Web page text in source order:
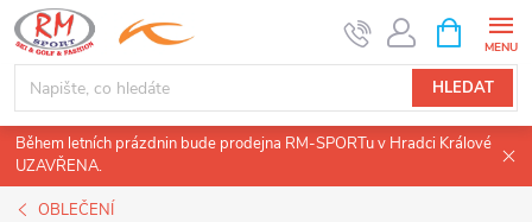
Přejít
na
obsah
HLEDAT
NÁKUPNÍ
KOŠÍK
Během letních prázdnin bude prodejna RM-SPORTu v Hradci Králové
UZAVŘENA.
OBLEČENÍ